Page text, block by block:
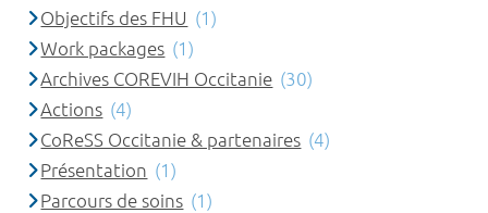
Objectifs des FHU (1)
Work packages (1)
Archives COREVIH Occitanie (30)
Actions (4)
CoReSS Occitanie & partenaires (4)
Présentation (1)
Parcours de soins (1)